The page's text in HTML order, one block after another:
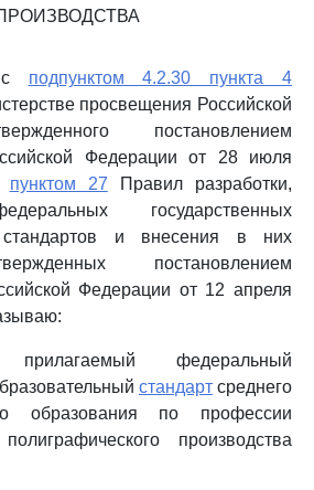
с подпунктом 4.2.30 пункта 4
просвещения Российской
постановлением
Федерации от 28 июля
пунктом 27 Правил разработки,
государственных
стандартов и внесения в них
постановлением
Федерации от 12 апреля
федеральный
стандарт среднего
образования по профессии
производства